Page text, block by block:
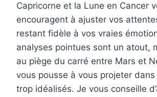
Capricorne et la Lune en Cancer
encouragent à ajuster vos
restant fidèle à vos vraies
analyses pointues sont un atout,
au piège du carré entre Mars et
vous pousse à vous projeter
trop idéalisés. Je vous conseille